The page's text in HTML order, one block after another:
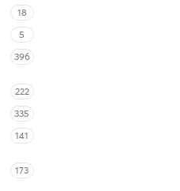
18
5
396
222
335
141
173